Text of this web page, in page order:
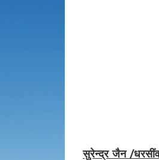
सुरेन्द्र जैन /